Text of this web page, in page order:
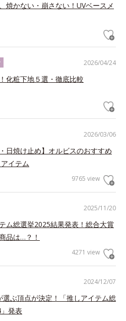
焼かない・崩さない！UVベースメ
2026/04/24
化粧下地５選・徹底比較
2026/03/06
・日焼け止め】オルビスのおすすめ
イテム
9765 view
2025/11/20
ム総選挙2025結果発表！総合大賞
品は…？！
4271 view
2024/12/07
選ぶ頂点が決定！「推しアイテム総
発表